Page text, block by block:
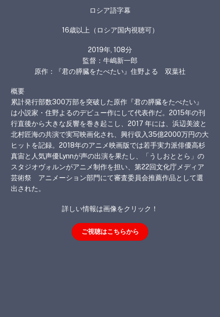
ロシア語字幕
16歳以上（ロシア国内視聴可）
2019年 , 108分
監督：牛嶋新一郎
原作：『君の膵臓をたべたい』住野よる 双葉社
概要
累計発行部数300万部を突破した原作『君の膵臓をたべたい』
は小説家・住野よるのデビュー作にして代表作だ。2015年の刊
行直後から大きな反響を巻き起こし、2017 年には、浜辺美波と
北村匠海の共演で実写映画化され、興行収入35億2000万円の大
ヒットを記録。2018年のアニメ映画版では若手実力派俳優高杉
真宙と人気声優Lynnが声の出演を果たし、「うしおととら」の
スタジオヴォルンがアニメ制作を担い、第22回文化庁メディア
芸術祭 アニメーション部門にて審査委員会推薦作品として選
出された。
詳しい情報は画像をクリック！
ご視聴はこちらから